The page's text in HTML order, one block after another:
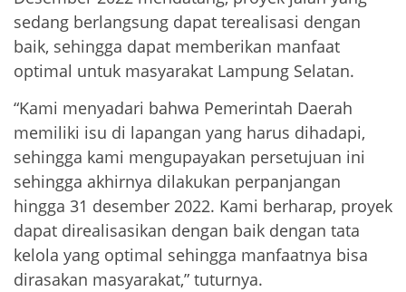
sedang berlangsung dapat terealisasi dengan
baik, sehingga dapat memberikan manfaat
optimal untuk masyarakat Lampung Selatan.
“Kami menyadari bahwa Pemerintah Daerah
memiliki isu di lapangan yang harus dihadapi,
sehingga kami mengupayakan persetujuan ini
sehingga akhirnya dilakukan perpanjangan
hingga 31 desember 2022. Kami berharap, proyek
dapat direalisasikan dengan baik dengan tata
kelola yang optimal sehingga manfaatnya bisa
dirasakan masyarakat,” tuturnya.